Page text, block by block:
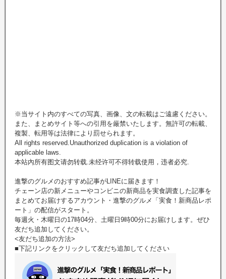
※当サイト内のすべての写真、画像、文の転載はご遠慮ください。
また、まとめサイト等への引用を厳禁いたします。無許可の転載、
複製、転用等は法律により罰せられます。
All rights reserved.Unauthorized duplication is a violation of
applicable laws.
本站內所有图文请勿转载.未经许可不得转载使用，违者必究.
進撃のグルメのおすすめ記事がLINEに届きます！
チェーン店の新メニューやコンビニの新商品を実食調査した記事を
まとめてお届けするアカウント・進撃のグルメ「実食！新商品レポ
ート」の配信がスタート。
毎週火・木曜日の17時04分、土曜日9時00分にお届けします。ぜひ
友だち追加してください。
<友だち追加の方法>
■下記リンクをクリックして友だち追加してください